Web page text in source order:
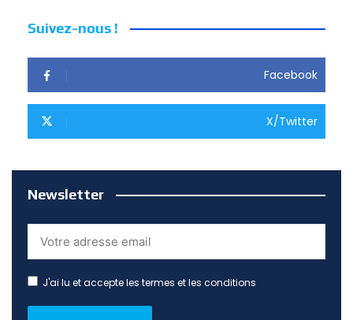
Suivez-nous !
Facebook
X/Twitter
Newsletter
J'ai lu et accepte les termes et les conditions